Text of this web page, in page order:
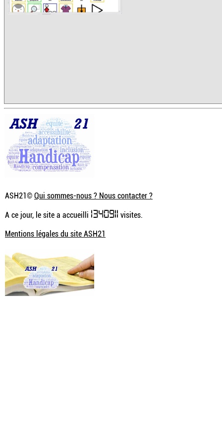
ASH21©Qui sommes-nous ? Nous contacter ?
A ce jour, le site a accueilli 1340911 visites.
Mentions légales du site ASH21